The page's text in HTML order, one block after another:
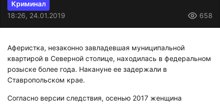
Криминал
18:26, 24.01.2019
658
Аферистка, незаконно завладевшая муниципальной
квартирой в Северной столице, находилась в федеральном
розыске более года. Накануне ее задержали в
Ставропольском крае.
Согласно версии следствия, осенью 2017 женщина